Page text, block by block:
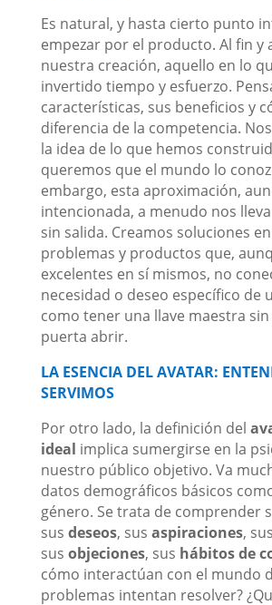
Es natural, y hasta cierto punto
empezar por el producto. Al fin y
nuestra creación, aquello en lo
invertido tiempo y esfuerzo.
características, sus beneficios y
diferencia de la competencia.
la idea de lo que hemos
queremos que el mundo lo
embargo, esta aproximación,
intencionada, a menudo nos
sin salida. Creamos soluciones
problemas y productos que,
excelentes en sí mismos, no
necesidad o deseo específico de
como tener una llave maestra
puerta abrir.
LA ESENCIA DEL AVATAR:
SERVIMOS
Por otro lado, la definición del
ideal implica sumergirse en la
nuestro público objetivo. Va
datos demográficos básicos
género. Se trata de comprender
sus deseos, sus aspiraciones, sus
sus objeciones, sus hábitos de
cómo interactúan con el mundo
problemas intentan resolver?